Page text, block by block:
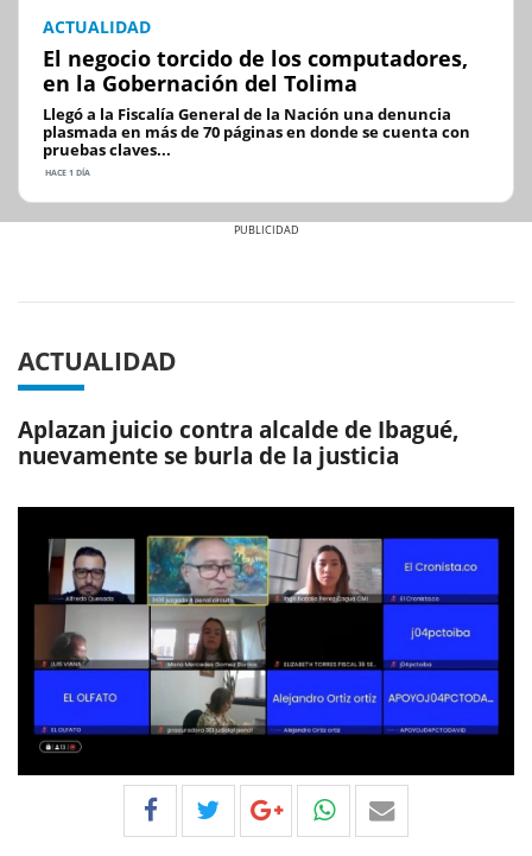
ACTUALIDAD
El negocio torcido de los computadores,
en la Gobernación del Tolima
Llegó a la Fiscalía General de la Nación una denuncia
plasmada en más de 70 páginas en donde se cuenta con
pruebas claves...
HACE 1 DÍA
ACTUALIDAD
Aplazan juicio contra alcalde de Ibagué,
nuevamente se burla de la justicia